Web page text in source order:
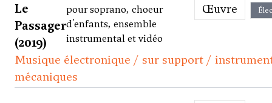
Le
Passager
(2019)
pour soprano, choeur
d'enfants, ensemble
instrumental et vidéo
Œuvre
Musique électronique / sur support /
mécaniques